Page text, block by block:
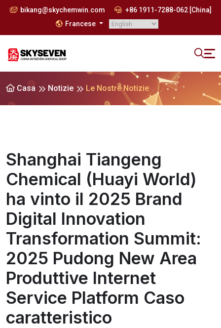
bikang@skychemwin.com
+86 1911-7288-062 [China]
Francese
Casa Notizie Le Nostre Notizie
Shanghai Tiangeng
Chemical (Huayi World)
ha vinto il 2025 Brand
Digital Innovation
Transformation Summit:
2025 Pudong New Area
Produttive Internet
Service Platform Caso
caratteristico